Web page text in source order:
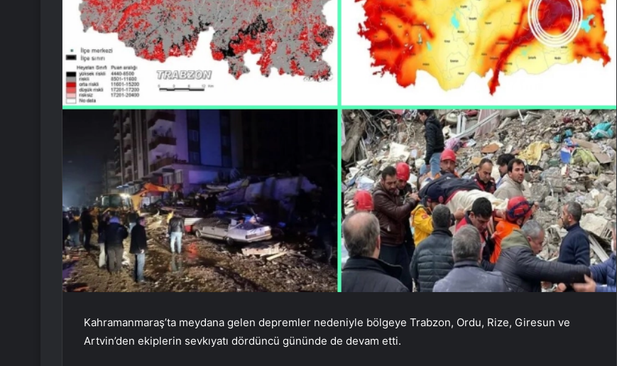
Kahramanmaraş’ta meydana gelen depremler nedeniyle bölgeye Trabzon, Ordu, Rize, Giresun ve
Artvin’den ekiplerin sevkıyatı dördüncü gününde de devam etti.